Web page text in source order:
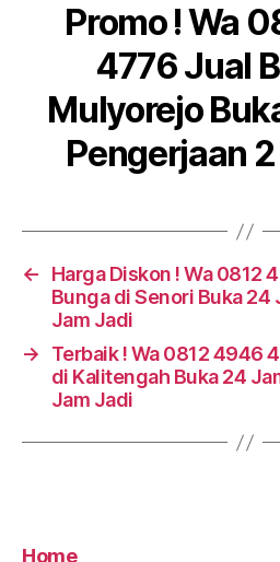
Promo ! Wa
4776 Jual
Mulyorejo
Pengerjaan
←
Harga Diskon ! Wa 0812
Bunga di Senori Buka 24
Jam Jadi
→
Terbaik ! Wa 0812 4946
di Kalitengah Buka 24
Jam Jadi
Home